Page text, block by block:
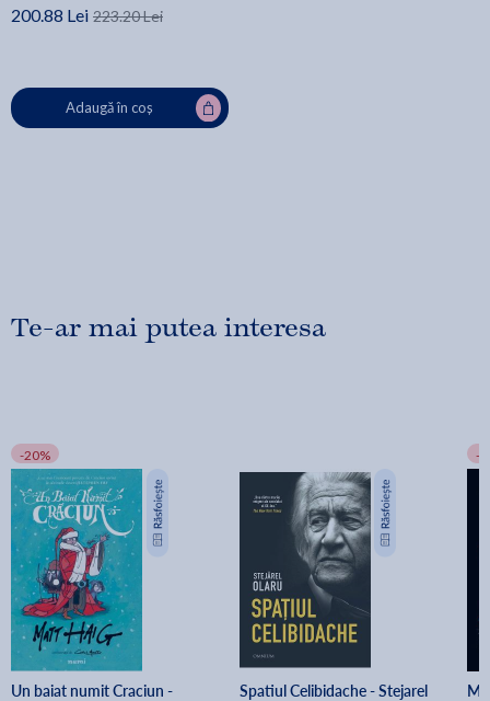
200.88 Lei 223.20 Lei
Adaugă în coș
Te-ar mai putea interesa
-20%
Un baiat numit Craciun -
Spatiul Celibidache - Stejarel
-